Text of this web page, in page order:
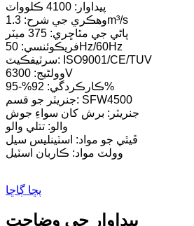
پيداوار: 4100 ڪلوواٽ
وهڪري جي شرح: 1.3m³/s
پاڻي جي مٿاڇري: 375 ميٽر
فريڪوئنسي: 50Hz/60Hz
سرٽيفڪيٽ: ISO9001/CE/TUV
وولٹیج: 6300V
ڪارڪردگي: 92%-95%
جنريٽر جو قسم: SFW4500
جنريٽر: برش کان سواءِ جوش
والو: تتلي والو
ڦيٿي جو مواد: اسٽينلیس سيل
وولٽ مواد: ڪاربان اسٽيل
پڇا ڳاڇا
پيداوار جي وضاحت